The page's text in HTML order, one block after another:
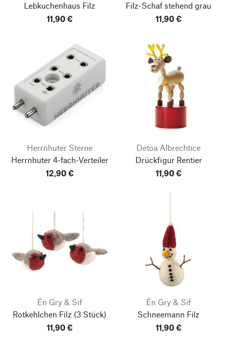
Lebkuchenhaus Filz
11,90 €
Filz-Schaf stehend grau
11,90 €
Herrnhuter Sterne
Herrnhuter 4-fach-Verteiler
12,90 €
Detoa Albrechtice
Drückfigur Rentier
11,90 €
Én Gry & Sif
Rotkehlchen Filz (3 Stück)
11,90 €
Én Gry & Sif
Schneemann Filz
11,90 €